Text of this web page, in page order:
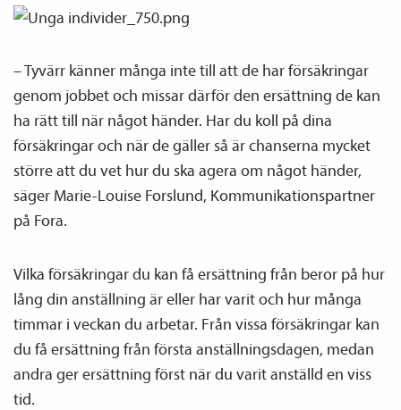
– Tyvärr känner många inte till att de har försäkringar
genom jobbet och missar därför den ersättning de kan
ha rätt till när något händer. Har du koll på dina
försäkringar och när de gäller så är chanserna mycket
större att du vet hur du ska agera om något händer,
säger Marie-Louise Forslund, Kommunikations­partner
på Fora.
Vilka försäkringar du kan få ersättning från beror på hur
lång din anställning är eller har varit och hur många
timmar i veckan du arbetar. Från vissa försäkringar kan
du få ersättning från första anställnings­dagen, medan
andra ger ersättning först när du varit anställd en viss
tid.